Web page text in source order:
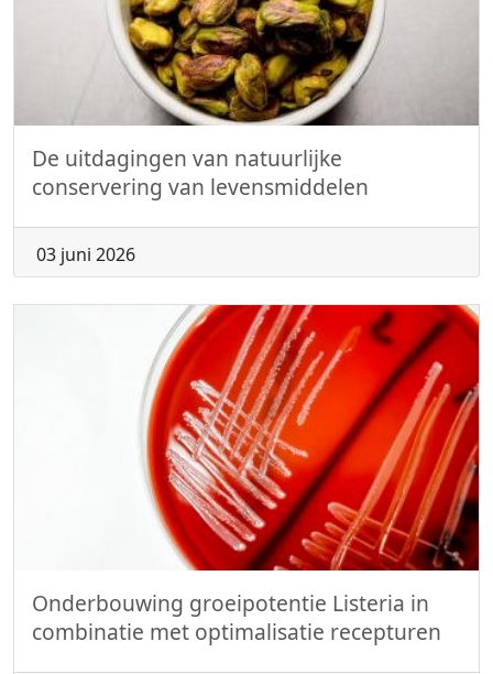
De uitdagingen van natuurlijke
conservering van levensmiddelen
03 juni 2026
Onderbouwing groeipotentie Listeria in
combinatie met optimalisatie recepturen